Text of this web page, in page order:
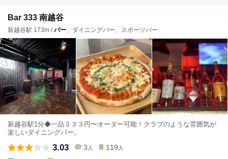
Bar 333 南越谷
新越谷駅 173m /バー、ダイニングバー、スポーツバー
新越谷駅1分◆一品３３３円〜オーダー可能！クラブのような雰囲気が
楽しいダイニングバー。
3.03 3 人 119 人